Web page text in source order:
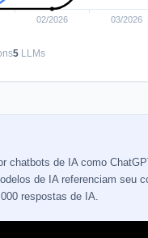
5 LLMs
chatbots de IA como
de IA referenciam seu
respostas de IA.